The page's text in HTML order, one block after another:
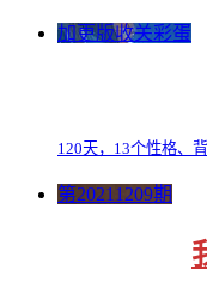
加更版收关彩蛋
120天，13个性格、
第20211209期